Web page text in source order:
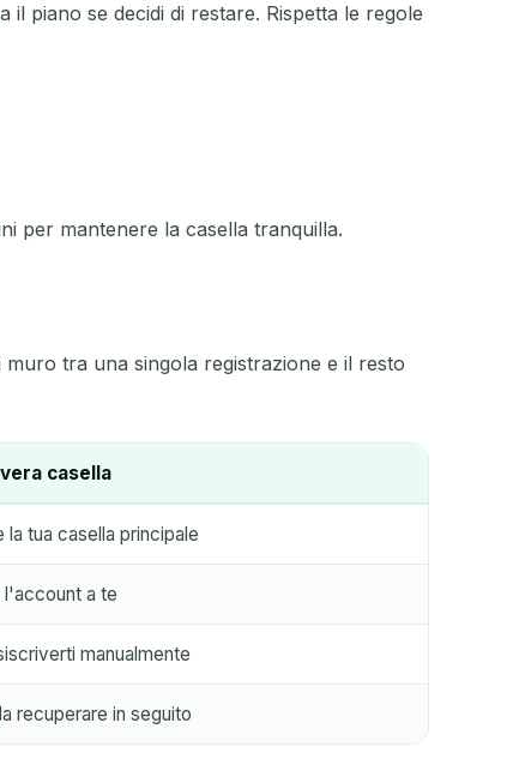
piano se decidi di restare. Rispetta le regole
per mantenere la casella tranquilla.
tra una singola registrazione e il resto
casella
la tua casella principale
l'account a te
manualmente
recuperare in seguito